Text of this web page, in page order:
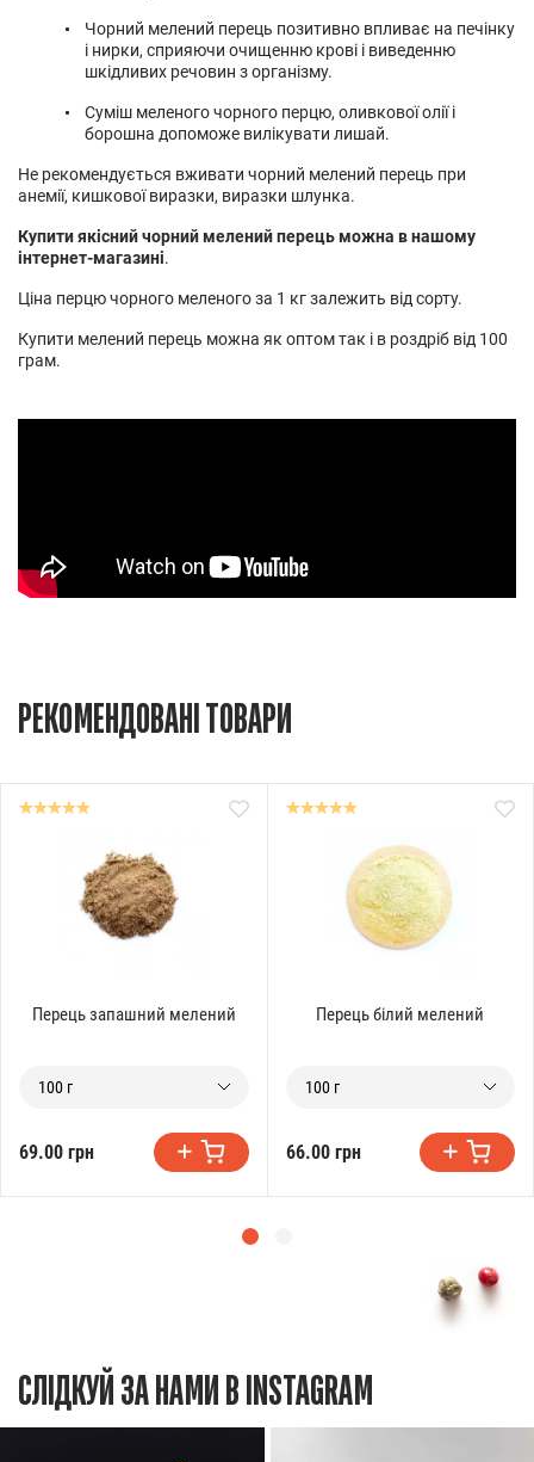
Чорний мелений перець позитивно впливає на печінку
і нирки, сприяючи очищенню крові і виведенню
шкідливих речовин з організму.
Суміш меленого чорного перцю, оливкової олії і
борошна допоможе вилікувати лишай.
Не рекомендується вживати чорний мелений перець при
анемії, кишкової виразки, виразки шлунка.
Купити якісний чорний мелений перець можна в нашому
інтернет-магазині.
Ціна перцю чорного меленого за 1 кг залежить від сорту.
Купити мелений перець можна як оптом так і в роздріб від 100
грам.
РЕКОМЕНДОВАНІ ТОВАРИ
Перець запашний мелений
100 г
69.00 грн
Перець білий мелений
100 г
66.00 грн
СЛІДКУЙ ЗА НАМИ В INSTAGRAM